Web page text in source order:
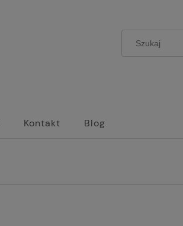
Kontakt Blog